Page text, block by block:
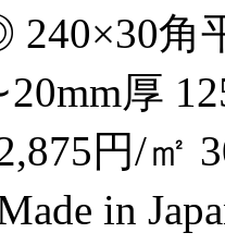
240×30角
厚
円/㎡
in